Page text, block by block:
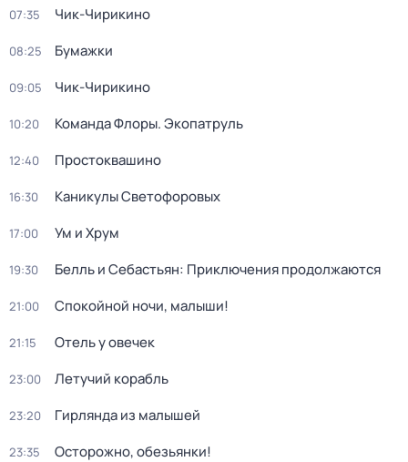
07:35 Чик-Чирикино
08:25 Бумажки
09:05 Чик-Чирикино
10:20 Команда Флоры. Экопатруль
12:40 Простоквашино
16:30 Каникулы Светофоровых
17:00 Ум и Хрум
19:30 Белль и Себастьян: Приключения продолжаются
21:00 Спокойной ночи, малыши!
21:15 Отель у овечек
23:00 Летучий корабль
23:20 Гирлянда из малышей
23:35 Осторожно, обезьянки!